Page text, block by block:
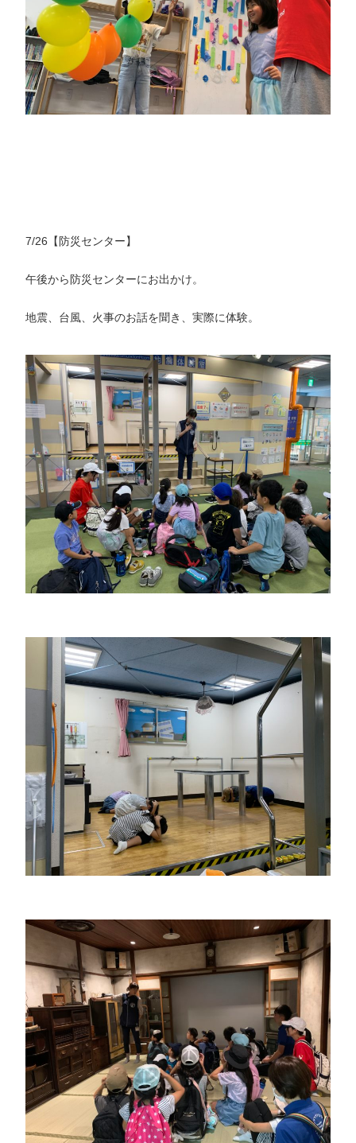
7/26【防災センター】
午後から防災センターにお出かけ。
地震、台風、火事のお話を聞き、実際に体験。